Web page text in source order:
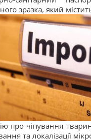
зразка, який
про чіпування
та локалізації